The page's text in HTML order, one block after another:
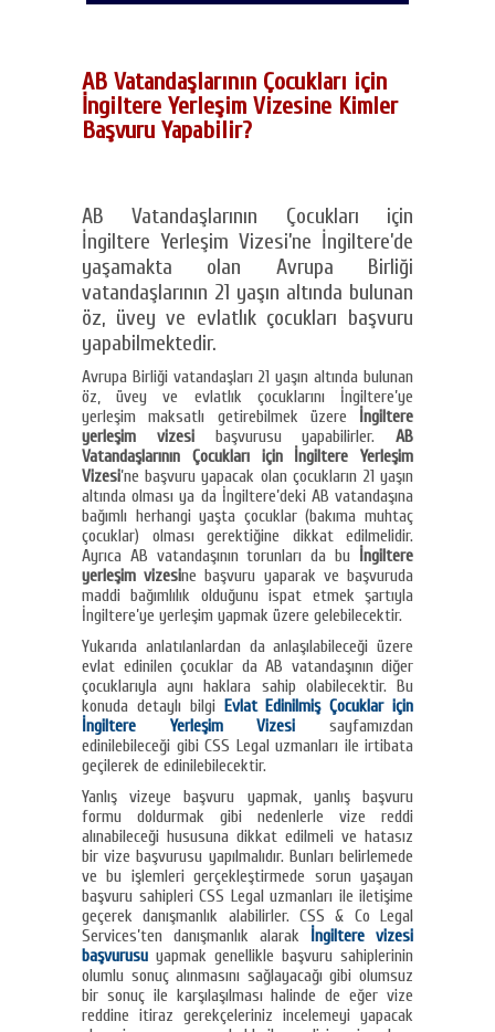
AB Vatandaşlarının Çocukları için
İngiltere Yerleşim Vizesine Kimler
Başvuru Yapabilir?
AB Vatandaşlarının Çocukları için
İngiltere Yerleşim Vizesi’ne İngiltere’de
yaşamakta olan Avrupa Birliği
vatandaşlarının 21 yaşın altında bulunan
öz, üvey ve evlatlık çocukları başvuru
yapabilmektedir.
Avrupa Birliği vatandaşları 21 yaşın altında bulunan
öz, üvey ve evlatlık çocuklarını İngiltere’ye
yerleşim maksatlı getirebilmek üzere
İngiltere
yerleşim vizesibaşvurusu yapabilirler. AB
Vatandaşlarının Çocukları için İngiltere Yerleşim
Vizesi’ne başvuru yapacak olan çocukların 21 yaşın
altında olması ya da İngiltere’deki AB vatandaşına
bağımlı herhangi yaşta çocuklar (bakıma muhtaç
çocuklar) olması gerektiğine dikkat edilmelidir.
Ayrıca AB vatandaşının torunları da bu
İngiltere
yerleşim vizesine başvuru yaparak ve başvuruda
maddi bağımlılık olduğunu ispat etmek şartıyla
İngiltere’ye yerleşim yapmak üzere gelebilecektir.
Yukarıda anlatılanlardan da anlaşılabileceği üzere
evlat edinilen çocuklar da AB vatandaşının diğer
çocuklarıyla aynı haklara sahip olabilecektir. Bu
konuda detaylı bilgi Evlat Edinilmiş Çocuklar için
İngiltere Yerleşim Vizesi
sayfamızdan
edinilebileceği gibi CSS Legal uzmanları ile irtibata
geçilerek de edinilebilecektir.
Yanlış vizeye başvuru yapmak, yanlış başvuru
formu doldurmak gibi nedenlerle vize reddi
alınabileceği hususuna dikkat edilmeli ve hatasız
bir vize başvurusu yapılmalıdır. Bunları belirlemede
ve bu işlemleri gerçekleştirmede sorun yaşayan
başvuru sahipleri CSS Legal uzmanları ile iletişime
geçerek danışmanlık alabilirler. CSS & Co Legal
Services’ten danışmanlık alarak İngiltere vizesi
başvurusu yapmak genellikle başvuru sahiplerinin
olumlu sonuç alınmasını sağlayacağı gibi olumsuz
bir sonuç ile karşılaşılması halinde de eğer vize
reddine itiraz gerekçeleriniz incelemeyi yapacak